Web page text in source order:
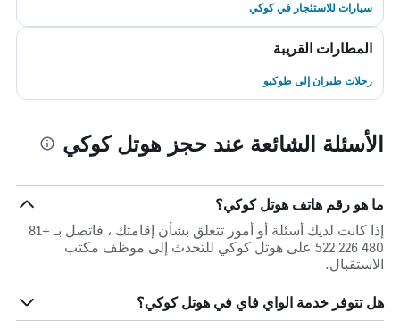
سيارات للاستئجار في كوكي
المطارات القريبة
رحلات طيران إلى طوكيو
الأسئلة الشائعة عند حجز هوتل كوكي
ما هو رقم هاتف هوتل كوكي؟
إذا كانت لديك أسئلة أو أمور تتعلق بشأن إقامتك ، فاتصل بـ +81
480 226 522 على هوتل كوكي للتحدث إلى موظف مكتب
الاستقبال.
هل تتوفر خدمة الواي فاي في هوتل كوكي؟